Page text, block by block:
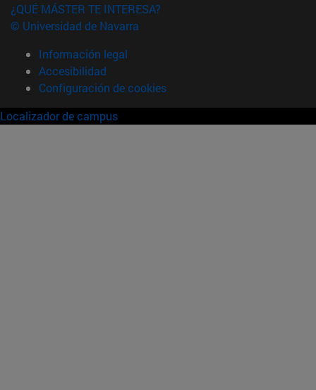
¿QUÉ MÁSTER TE INTERESA?
© Universidad de Navarra
Información legal
Accesibilidad
Configuración de cookies
Localizador de campus